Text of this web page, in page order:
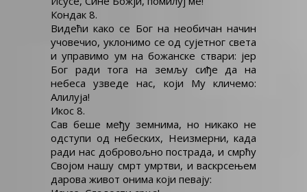
Кондак 8.
Видећи како се Бог на необичан начин
учовечио, уклонимо се од сујетног света
и управимо ум на божанске ствари: јер
Бог ради тога на земљу сиђе да на
небеса узведе нас, који Му кличемо:
Алилуја!
Икос 8.
Сав беше међу земнима, но никако не
одступи од небеских, Неизмерни, када
ради нас добровољно пострада, и смрћу
Својом нашу смрт умртви, и васкрсењем
дарова живот онима који певају: